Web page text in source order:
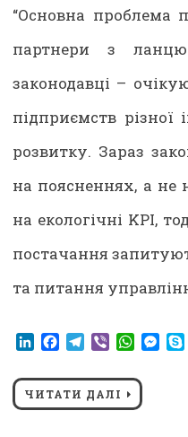
“Основна проблема
партнери з
законодавці –
підприємств різної
розвитку. Зараз
на поясненнях, а не
на екологічні KPI,
постачання
та питання
LinkedIn
Facebook
Telegram
Viber
ЧИТАТИ ДАЛІ